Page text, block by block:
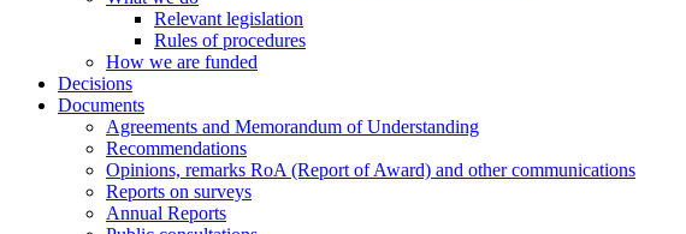
Relevant legislation
Rules of procedures
How we are funded
Decisions
Documents
Agreements and Memorandum of Understanding
Recommendations
Opinions, remarks RoA (Report of Award) and other communications
Reports on surveys
Annual Reports